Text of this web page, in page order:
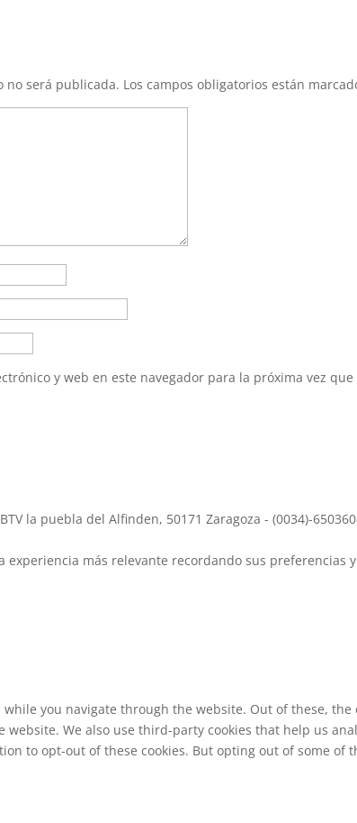
no será publicada. Los campos obligatorios están
y web en este navegador para la próxima vez que
la puebla del Alfinden, 50171 Zaragoza - (0034)-
más relevante recordando sus preferencias
you navigate through the website. Out of these,
We also use third-party cookies that help us
to opt-out of these cookies. But opting out of some of